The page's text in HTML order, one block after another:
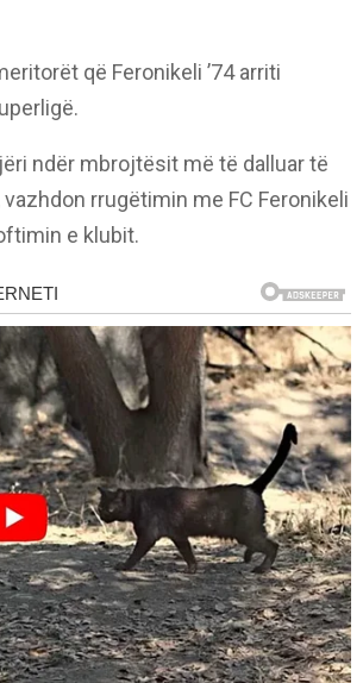
që Feronikeli ’74 arriti
ndër mbrojtësit më të dalluar të
rrugëtimin me FC Feronikeli
e klubit.